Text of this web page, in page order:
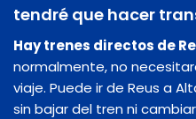
tendré que hacer
Hay trenes directos de
normalmente, no
viaje. Puede ir de Reus a
sin bajar del tren ni